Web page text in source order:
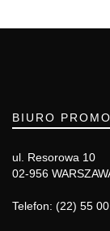
BIURO
ul. Resorowa 10
02-956
Telefon: (22) 55